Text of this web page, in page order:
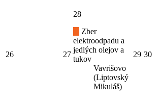
26 27
28
Zber
elektroodpadu a
jedlých olejov a
tukov
Vavrišovo
(Liptovský
Mikuláš)
29 30